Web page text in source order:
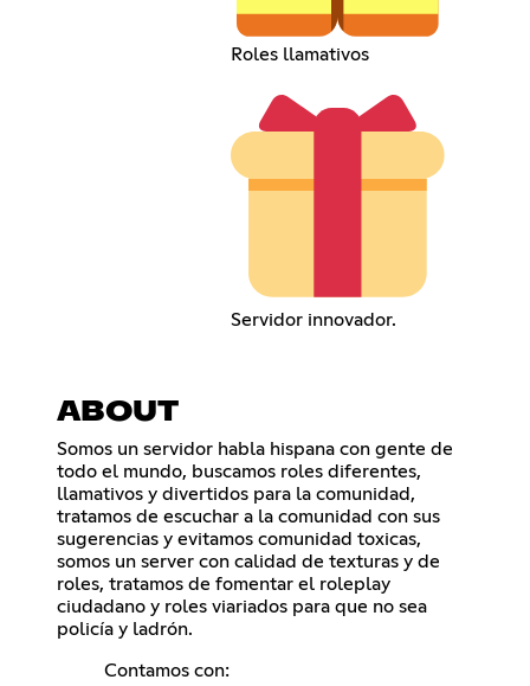
Roles llamativos
Servidor innovador.
ABOUT
Somos un servidor habla hispana con gente de
todo el mundo, buscamos roles diferentes,
llamativos y divertidos para la comunidad,
tratamos de escuchar a la comunidad con sus
sugerencias y evitamos comunidad toxicas,
somos un server con calidad de texturas y de
roles, tratamos de fomentar el roleplay
ciudadano y roles viariados para que no sea
policía y ladrón.
Contamos con: